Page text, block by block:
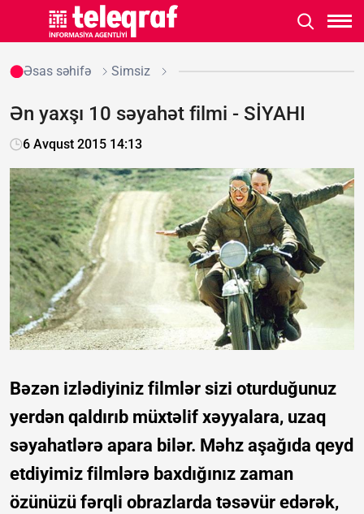
Əsas səhifə Simsiz
Ən yaxşı 10 səyahət filmi - SİYAHI
6 Avqust 2015 14:13
Bəzən izlədiyiniz filmlər sizi oturduğunuz
yerdən qaldırıb müxtəlif xəyyalara, uzaq
səyahatlərə apara bilər. Məhz aşağıda qeyd
etdiyimiz filmlərə baxdığınız zaman
özünüzü fərqli obrazlarda təsəvür edərək,